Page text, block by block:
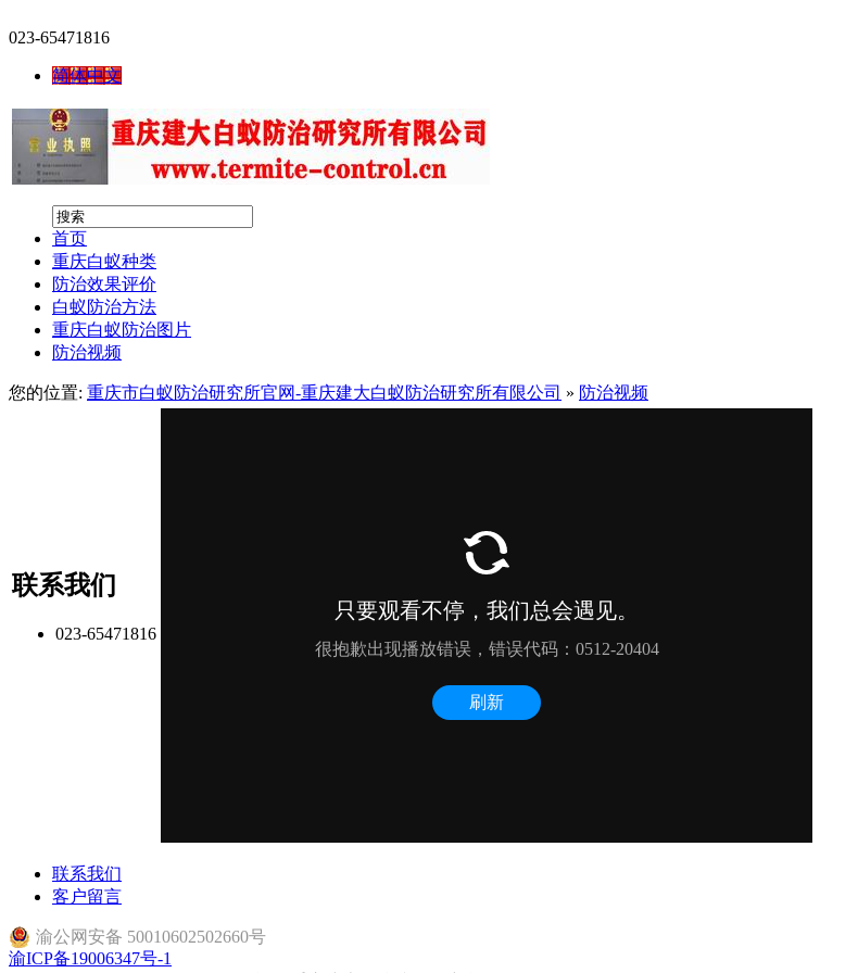
023-65471816
简体中文
首页
重庆白蚁种类
防治效果评价
白蚁防治方法
重庆白蚁防治图片
防治视频
您的位置: 重庆市白蚁防治研究所官网-重庆建大白蚁防治研究所有限公司 » 防治视频
联系我们
023-65471816
联系我们
客户留言
渝公网安备 50010602502660号
渝ICP备19006347号-1